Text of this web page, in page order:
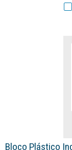
Bloco Plástico